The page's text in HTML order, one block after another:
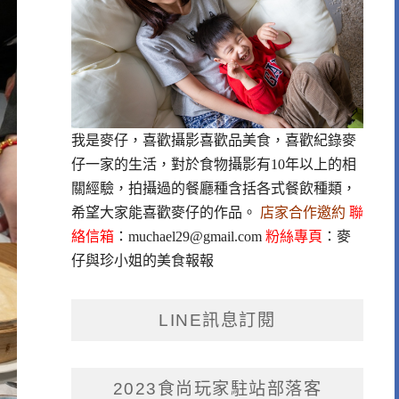
我是麥仔，喜歡攝影喜歡品美食，喜歡紀錄麥
仔一家的生活，對於食物攝影有10年以上的相
關經驗，拍攝過的餐廳種含括各式餐飲種類，
希望大家能喜歡麥仔的作品。 店家合作邀約 聯
絡信箱： muchael29@gmail.com 粉絲專頁 ： 麥
仔與珍小姐的美食報報
LINE訊息訂閱
2023食尚玩家駐站部落客